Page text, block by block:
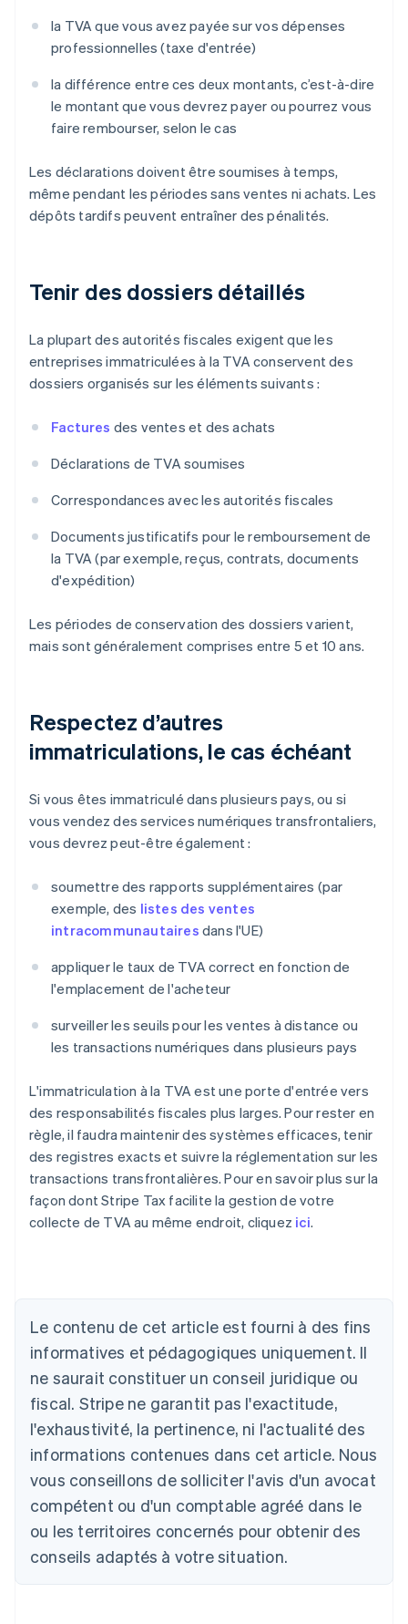
la TVA que vous avez payée sur vos dépenses
professionnelles (taxe d'entrée)
la différence entre ces deux montants, c’est-à-dire
le montant que vous devrez payer ou pourrez vous
faire rembourser, selon le cas
Les déclarations doivent être soumises à temps,
même pendant les périodes sans ventes ni achats. Les
dépôts tardifs peuvent entraîner des pénalités.
Tenir des dossiers détaillés
La plupart des autorités fiscales exigent que les
entreprises immatriculées à la TVA conservent des
dossiers organisés sur les éléments suivants :
Factures des ventes et des achats
Déclarations de TVA soumises
Correspondances avec les autorités fiscales
Documents justificatifs pour le remboursement de
la TVA (par exemple, reçus, contrats, documents
d'expédition)
Les périodes de conservation des dossiers varient,
mais sont généralement comprises entre 5 et 10 ans.
Respectez d’autres
immatriculations, le cas échéant
Si vous êtes immatriculé dans plusieurs pays, ou si
vous vendez des services numériques transfrontaliers,
vous devrez peut-être également :
soumettre des rapports supplémentaires (par
exemple, des listes des ventes
intracommunautaires dans l'UE)
appliquer le taux de TVA correct en fonction de
l'emplacement de l'acheteur
surveiller les seuils pour les ventes à distance ou
les transactions numériques dans plusieurs pays
L'immatriculation à la TVA est une porte d'entrée vers
des responsabilités fiscales plus larges. Pour rester en
règle, il faudra maintenir des systèmes efficaces, tenir
des registres exacts et suivre la réglementation sur les
transactions transfrontalières. Pour en savoir plus sur la
façon dont Stripe Tax facilite la gestion de votre
collecte de TVA au même endroit, cliquez ici.
Le contenu de cet article est fourni à des fins
informatives et pédagogiques uniquement. Il
ne saurait constituer un conseil juridique ou
fiscal. Stripe ne garantit pas l'exactitude,
l'exhaustivité, la pertinence, ni l'actualité des
informations contenues dans cet article. Nous
vous conseillons de solliciter l'avis d'un avocat
compétent ou d'un comptable agréé dans le
ou les territoires concernés pour obtenir des
conseils adaptés à votre situation.
Allemagne
Australie
English
Autriche
DeutschEnglish
Belgique
NederlandsFrançaisDeutsch English
Português English
Bulgarie
English
Canada
EnglishFrançais